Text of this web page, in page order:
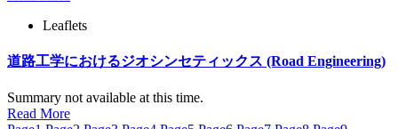
Leaflets
道路工学におけるジオシンセティックス (Road Engineering)
Summary not available at this time.
Read More